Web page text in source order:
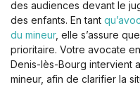
des audiences devant le
des enfants. En tant
du mineur, elle s’assure
prioritaire. Votre avocate
Denis-lès-Bourg intervient
mineur, afin de clarifier la